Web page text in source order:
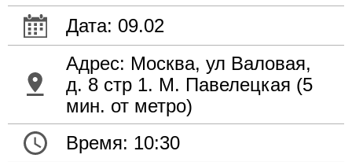
Дата: 09.02
Адрес: Москва, ул Валовая,
д. 8 стр 1. М. Павелецкая (5
мин. от метро)
Время: 10:30